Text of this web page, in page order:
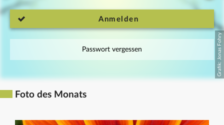
Anmelden
Passwort vergessen
Foto des Monats